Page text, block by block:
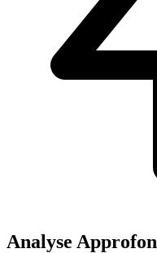
Analyse